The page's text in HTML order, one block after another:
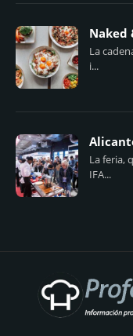
Naked
La
i...
La feria,
IFA...